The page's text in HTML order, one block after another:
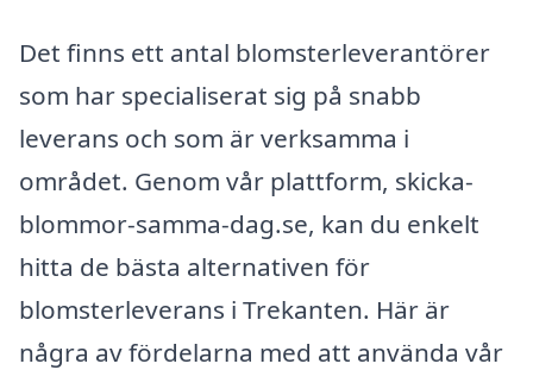
Det finns ett antal blomsterleverantörer
som har specialiserat sig på snabb
leverans och som är verksamma i
området. Genom vår plattform, skicka-
blommor-samma-dag.se, kan du enkelt
hitta de bästa alternativen för
blomsterleverans i Trekanten. Här är
några av fördelarna med att använda vår